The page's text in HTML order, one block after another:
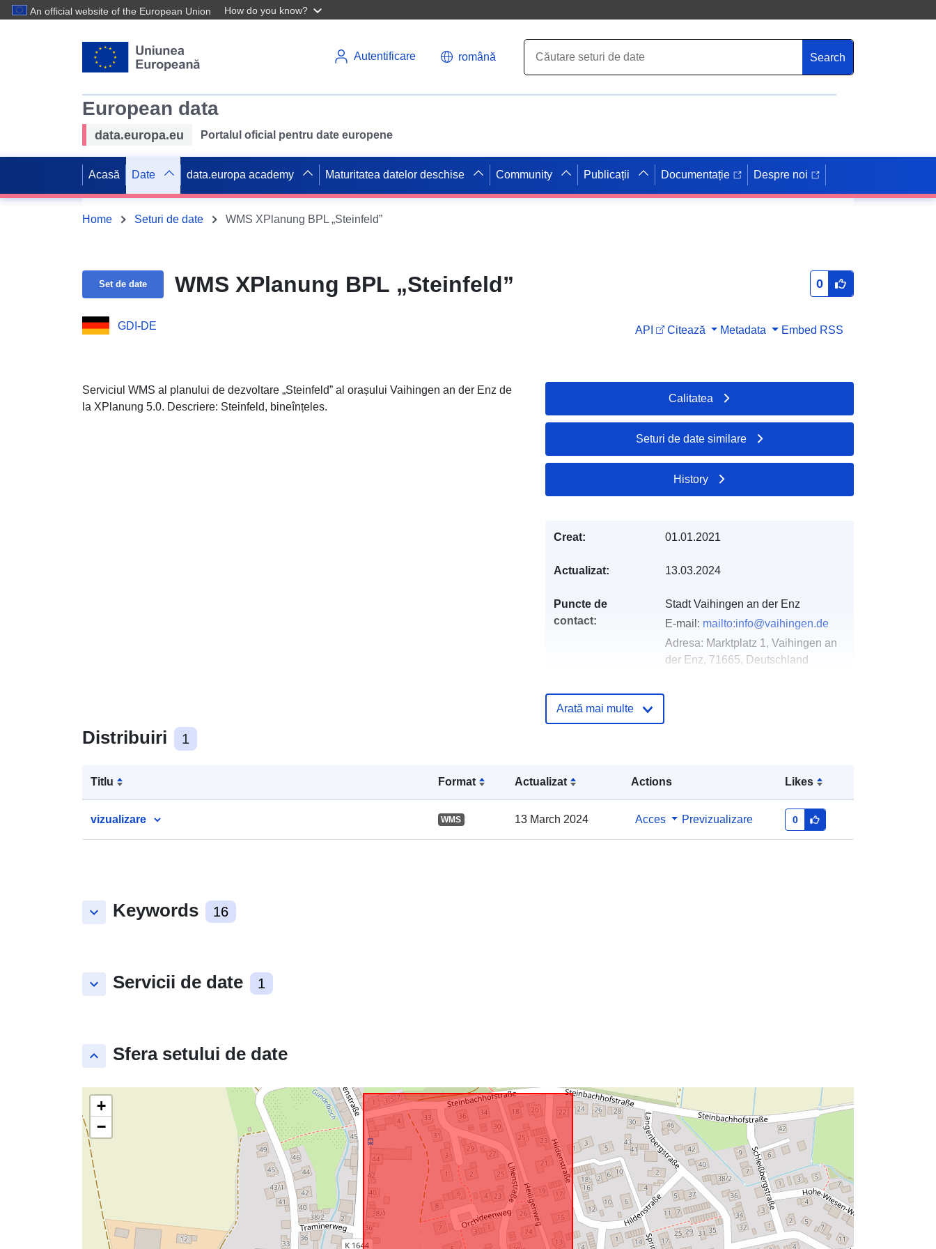
An official website of the European Union How do you know?
Autentificare română Search
European data
data.europa.eu Portalul oficial pentru date europene
Acasă Date data.europa academy Maturitatea datelor deschise Community Publicații Documentație Despre noi
Home Seturi de date WMS XPlanung BPL „Steinfeld”
Set de date WMS XPlanung BPL „Steinfeld” 0
GDI-DE API Citează Metadata Embed RSS
Serviciul WMS al planului de dezvoltare „Steinfeld” al orașului Vaihingen an der Enz de
la XPlanung 5.0. Descriere: Steinfeld, bineînțeles.
Distribuiri 1
Titlu Format Actualizat Actions Likes
vizualizare WMS 13 March 2024 Acces Previzualizare 0
keyboard_arrow_down Keywords 16
keyboard_arrow_down Servicii de date 1
keyboard_arrow_up Sfera setului de date
+
−
Calitatea
Seturi de date similare
History
Creat: 01.01.2021
Actualizat: 13.03.2024
Puncte de
contact:
Stadt Vaihingen an der Enz
E-mail: mailto:info@vaihingen.de
Adresa: Marktplatz 1, Vaihingen an
der Enz, 71665, Deutschland
04 August 2026
Spațial: Coordonate: [ [ 8.9392286,
48.9958576 ], [ 8.9424396,
Arată mai multe